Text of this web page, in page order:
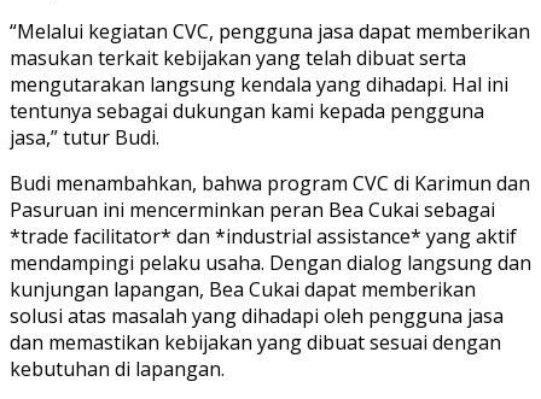
“Melalui kegiatan CVC, pengguna jasa dapat memberikan
masukan terkait kebijakan yang telah dibuat serta
mengutarakan langsung kendala yang dihadapi. Hal ini
tentunya sebagai dukungan kami kepada pengguna
jasa,” tutur Budi.
Budi menambahkan, bahwa program CVC di Karimun dan
Pasuruan ini mencerminkan peran Bea Cukai sebagai
*trade facilitator* dan *industrial assistance* yang aktif
mendampingi pelaku usaha. Dengan dialog langsung dan
kunjungan lapangan, Bea Cukai dapat memberikan
solusi atas masalah yang dihadapi oleh pengguna jasa
dan memastikan kebijakan yang dibuat sesuai dengan
kebutuhan di lapangan.